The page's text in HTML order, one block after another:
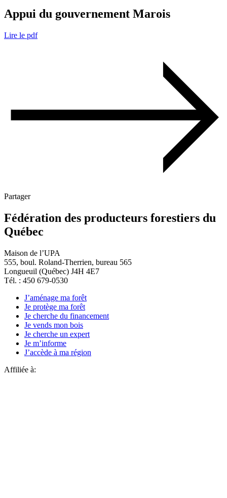
Appui du gouvernement Marois
Lire le pdf
Partager
Fédération des producteurs forestiers du
Québec
Maison de l’UPA
555, boul. Roland-Therrien, bureau 565
Longueuil (Québec) J4H 4E7
Tél. : 450 679-0530
J’aménage ma forêt
Je protège ma forêt
Je cherche du financement
Je vends mon bois
Je cherche un expert
Je m’informe
J’accède à ma région
Affiliée à: